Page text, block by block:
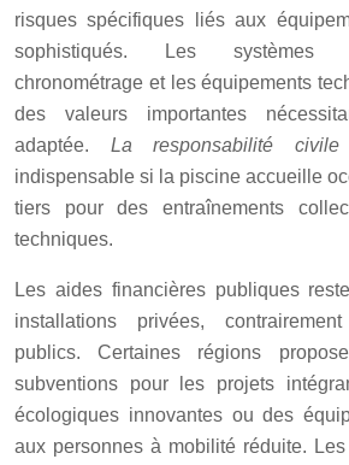
risques spécifiques liés aux
sophistiqués. Les systèmes
chronométrage et les équipements
des valeurs importantes
adaptée. La responsabilité civile
indispensable si la piscine accueille
tiers pour des entraînements
techniques.
Les aides financières publiques
installations privées,
publics. Certaines régions
subventions pour les projets
écologiques innovantes ou des
aux personnes à mobilité réduite. Les